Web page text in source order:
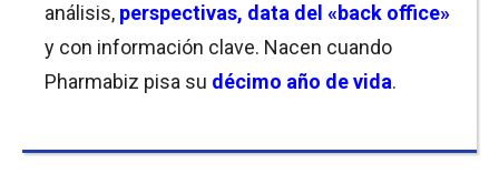
análisis, perspectivas, data del «back office»
y con información clave. Nacen cuando
Pharmabiz pisa su décimo año de vida.